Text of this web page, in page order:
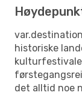
historiske
det alltid noe